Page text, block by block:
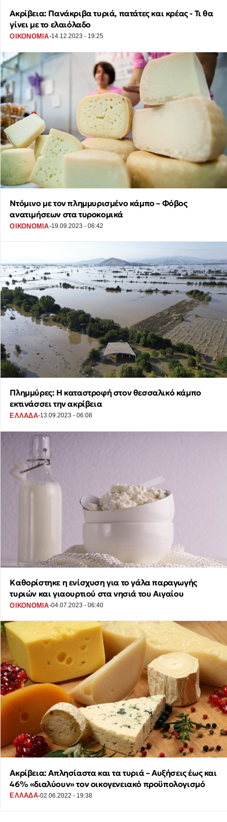
Ακρίβεια: Πανάκριβα τυριά, πατάτες και κρέας - Τι θα
γίνει με το ελαιόλαδο
ΟΙΚΟΝΟΜΙΑ·14.12.2023 - 19:25
Ντόμινο με τον πλημμυρισμένο κάμπο – Φόβος
ανατιμήσεων στα τυροκομικά
ΟΙΚΟΝΟΜΙΑ·19.09.2023 - 06:42
Πλημμύρες: Η καταστροφή στον θεσσαλικό κάμπο
εκτινάσσει την ακρίβεια
ΕΛΛΑΔΑ·13.09.2023 - 06:08
Καθορίστηκε η ενίσχυση για το γάλα παραγωγής
τυριών και γιαουρτιού στα νησιά του Αιγαίου
ΟΙΚΟΝΟΜΙΑ·04.07.2023 - 06:40
Ακρίβεια: Απλησίαστα και τα τυριά – Αυξήσεις έως και
46% «διαλύουν» τον οικογενειακό προϋπολογισμό
ΕΛΛΑΔΑ·02.06.2022 - 19:38